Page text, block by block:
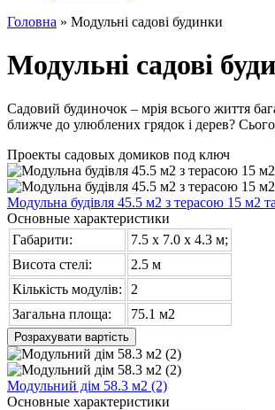
Головна » Модульні садові будинки
Модульні садові
Садовий будиночок – мрія всього життя
ближче до улюблених грядок і дерев?
Проекты садовых домиков под ключ
Модульна будівля 45.5 м2 з терасою 15 м2
Основные характеристики
Габарити:
7.5 х 7.0 x 4.3 м;
Висота стелі:
2.5 м
Кількість модулів:
2
Загальна площа:
75.1 м2
Розрахувати вартість
Модульний дім 58.3 м2 (2)
Основные характеристики